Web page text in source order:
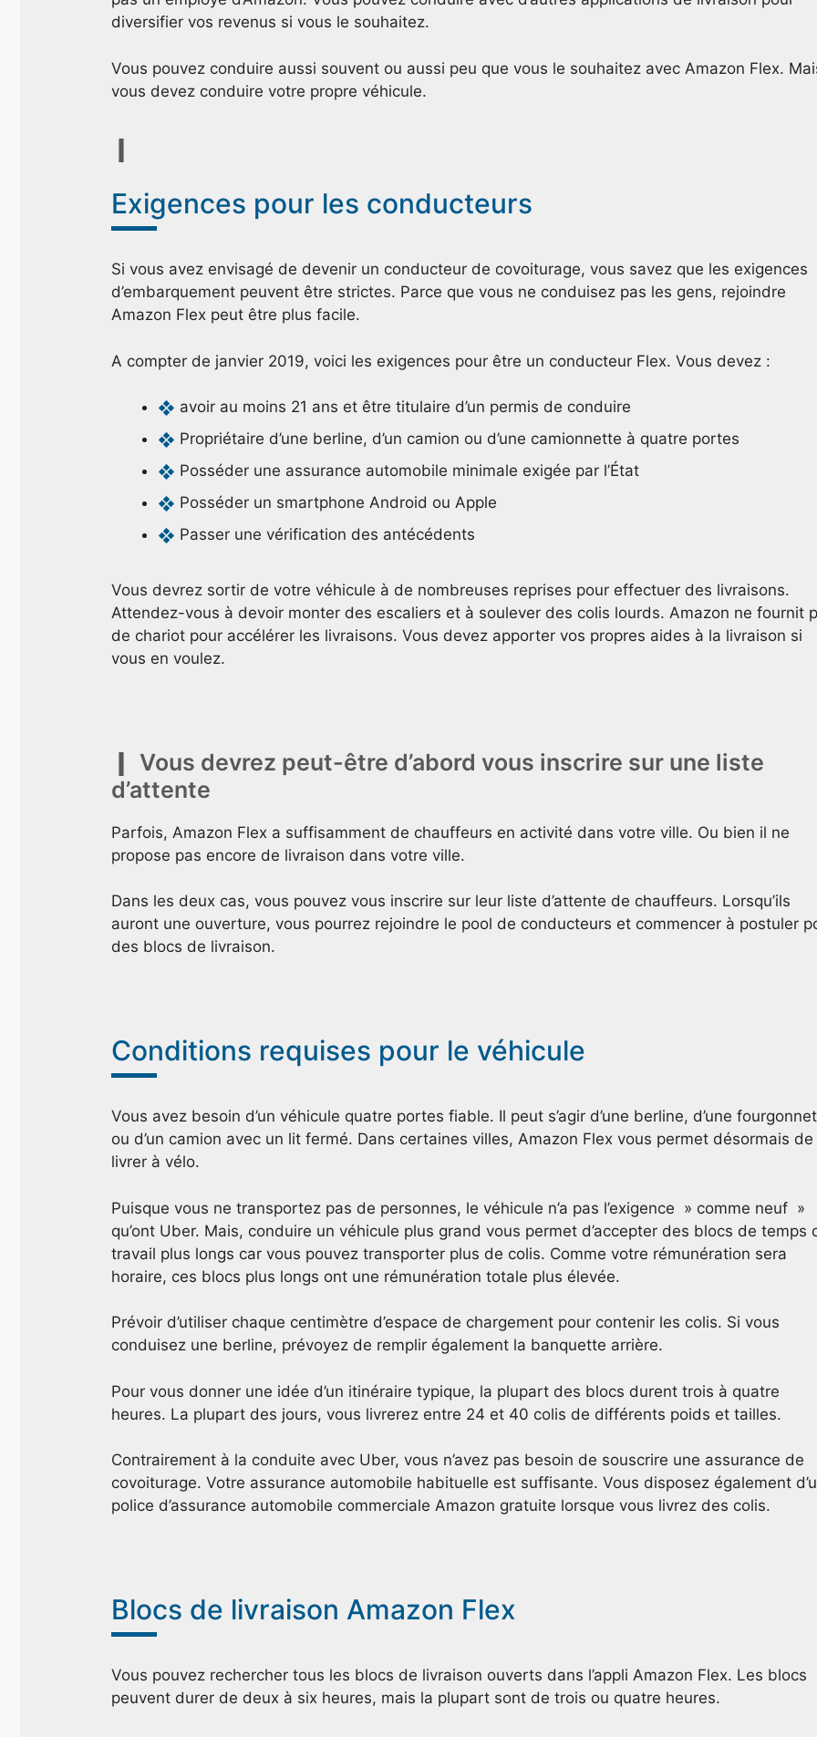
diversifier vos revenus si vous le souhaitez.
Vous pouvez conduire aussi souvent ou aussi peu que vous le souhaitez avec Amazon Flex.
vous devez conduire votre propre véhicule.
Exigences pour les conducteurs
Si vous avez envisagé de devenir un conducteur de covoiturage, vous savez que les exigences
d’embarquement peuvent être strictes. Parce que vous ne conduisez pas les gens, rejoindre
Amazon Flex peut être plus facile.
A compter de janvier 2019, voici les exigences pour être un conducteur Flex. Vous devez :
avoir au moins 21 ans et être titulaire d’un permis de conduire
Propriétaire d’une berline, d’un camion ou d’une camionnette à quatre portes
Posséder une assurance automobile minimale exigée par l’État
Posséder un smartphone Android ou Apple
Passer une vérification des antécédents
Vous devrez sortir de votre véhicule à de nombreuses reprises pour effectuer des livraisons.
Attendez-vous à devoir monter des escaliers et à soulever des colis lourds. Amazon ne fournit
de chariot pour accélérer les livraisons. Vous devez apporter vos propres aides à la livraison si
vous en voulez.
Vous devrez peut-être d’abord vous inscrire sur une liste
d’attente
Parfois, Amazon Flex a suffisamment de chauffeurs en activité dans votre ville. Ou bien il ne
propose pas encore de livraison dans votre ville.
Dans les deux cas, vous pouvez vous inscrire sur leur liste d’attente de chauffeurs. Lorsqu’ils
auront une ouverture, vous pourrez rejoindre le pool de conducteurs et commencer à postuler
des blocs de livraison.
Conditions requises pour le véhicule
Vous avez besoin d’un véhicule quatre portes fiable. Il peut s’agir d’une berline, d’une
ou d’un camion avec un lit fermé. Dans certaines villes, Amazon Flex vous permet désormais de
livrer à vélo.
Puisque vous ne transportez pas de personnes, le véhicule n’a pas l’exigence » comme neuf »
qu’ont Uber. Mais, conduire un véhicule plus grand vous permet d’accepter des blocs de temps
travail plus longs car vous pouvez transporter plus de colis. Comme votre rémunération sera
horaire, ces blocs plus longs ont une rémunération totale plus élevée.
Prévoir d’utiliser chaque centimètre d’espace de chargement pour contenir les colis. Si vous
conduisez une berline, prévoyez de remplir également la banquette arrière.
Pour vous donner une idée d’un itinéraire typique, la plupart des blocs durent trois à quatre
heures. La plupart des jours, vous livrerez entre 24 et 40 colis de différents poids et tailles.
Contrairement à la conduite avec Uber, vous n’avez pas besoin de souscrire une assurance de
covoiturage. Votre assurance automobile habituelle est suffisante. Vous disposez également
police d’assurance automobile commerciale Amazon gratuite lorsque vous livrez des colis.
Blocs de livraison Amazon Flex
Vous pouvez rechercher tous les blocs de livraison ouverts dans l’appli Amazon Flex. Les blocs
peuvent durer de deux à six heures, mais la plupart sont de trois ou quatre heures.